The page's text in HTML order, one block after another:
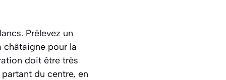
Prélevez un
châtaigne pour la
doit être très
du centre, en